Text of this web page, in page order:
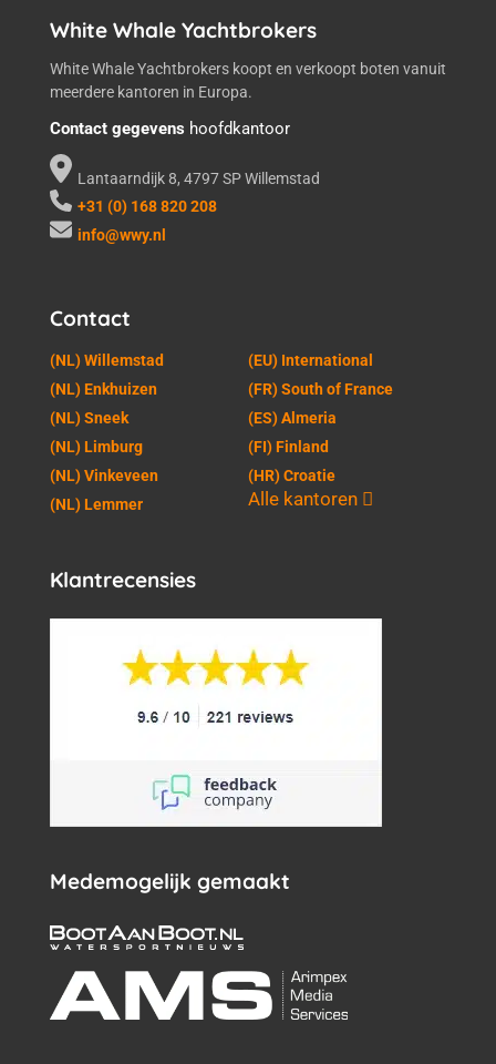
White Whale Yachtbrokers
White Whale Yachtbrokers koopt en verkoopt boten vanuit
meerdere kantoren in Europa.
Contact gegevens hoofdkantoor
Lantaarndijk 8, 4797 SP Willemstad
+31 (0) 168 820 208
info@wwy.nl
Contact
(NL) Willemstad
(NL) Enkhuizen
(NL) Sneek
(NL) Limburg
(NL) Vinkeveen
(NL) Lemmer
(EU) International
(FR) South of France
(ES) Almeria
(FI) Finland
(HR) Croatie
Alle kantoren
Klantrecensies
Medemogelijk gemaakt